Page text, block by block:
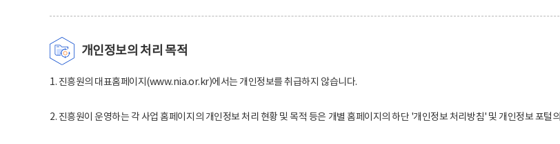
개인정보의 처리 목적
1. 진흥원의 대표홈페이지(www.nia.or.kr)에서는 개인정보를 취급하지 않습니다.
2. 진흥원이 운영하는 각 사업 홈페이지의 개인정보 처리 현황 및 목적 등은 개별 홈페이지의 하단 '개인정보 처리방침' 및 개인정보 포털의